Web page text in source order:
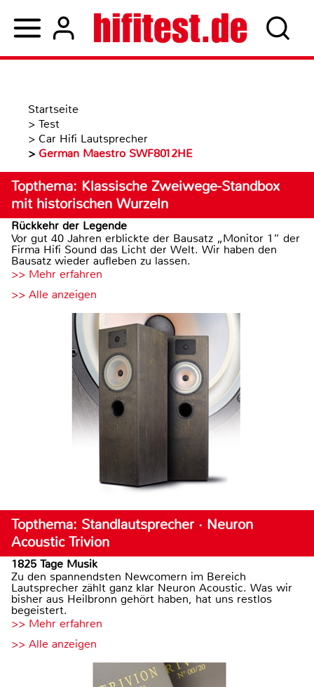
Startseite
> Test
> Car Hifi Lautsprecher
> German Maestro SWF8012HE
Topthema: Klassische Zweiwege-Standbox
mit historischen Wurzeln
Rückkehr der Legende
Vor gut 40 Jahren erblickte der Bausatz „Monitor 1“ der
Firma Hifi Sound das Licht der Welt. Wir haben den
Bausatz wieder aufleben zu lassen.
>> Mehr erfahren
>> Alle anzeigen
Topthema: Standlautsprecher · Neuron
Acoustic Trivion
1825 Tage Musik
Zu den spannendsten Newcomern im Bereich
Lautsprecher zählt ganz klar Neuron Acoustic. Was wir
bisher aus Heilbronn gehört haben, hat uns restlos
begeistert.
>> Mehr erfahren
>> Alle anzeigen